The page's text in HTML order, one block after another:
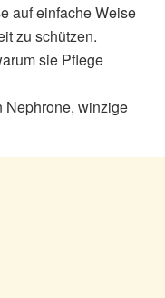
auf einfache Weise
zu schützen.
sie Pflege
Nephrone, winzige